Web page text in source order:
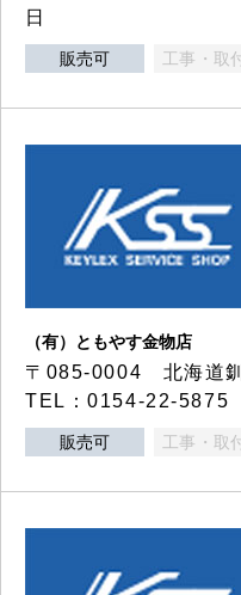
日
販売可 工事・取
（有）ともやす金物店
〒085-0004 北海道
TEL：0154-22-5875
販売可 工事・取